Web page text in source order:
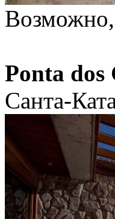
Возможно,
Ponta dos
Санта-